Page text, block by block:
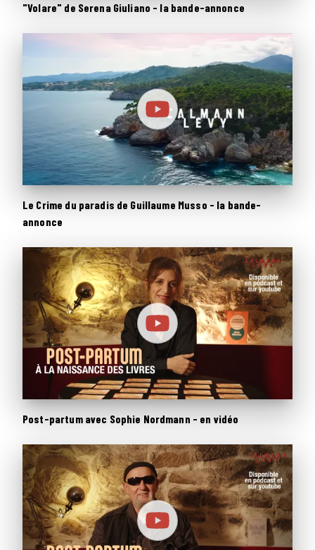
"Volare" de Serena Giuliano - la bande-annonce
Le Crime du paradis de Guillaume Musso - la bande-
annonce
Post-partum avec Sophie Nordmann - en vidéo